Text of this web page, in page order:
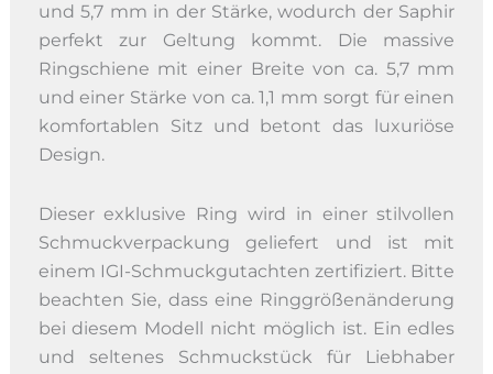
und 5,7 mm in der Stärke, wodurch der Saphir
perfekt zur Geltung kommt. Die massive
Ringschiene mit einer Breite von ca. 5,7 mm
und einer Stärke von ca. 1,1 mm sorgt für einen
komfortablen Sitz und betont das luxuriöse
Design.
Dieser exklusive Ring wird in einer stilvollen
Schmuckverpackung geliefert und ist mit
einem IGI-Schmuckgutachten zertifiziert. Bitte
beachten Sie, dass eine Ringgrößenänderung
bei diesem Modell nicht möglich ist. Ein edles
und seltenes Schmuckstück für Liebhaber